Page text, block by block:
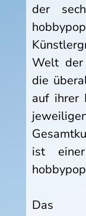
der
Welt der
die
auf ihrer
ist
Das